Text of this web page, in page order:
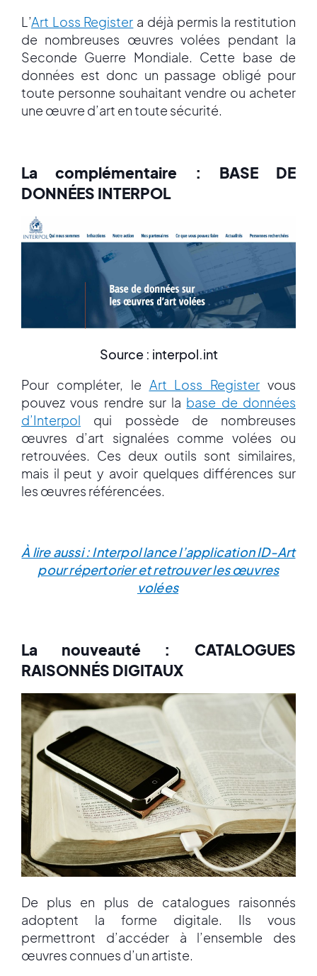
L’Art Loss Register a déjà permis la restitution
de nombreuses œuvres volées pendant la
Seconde Guerre Mondiale. Cette base de
données est donc un passage obligé pour
toute personne souhaitant vendre ou acheter
une œuvre d’art en toute sécurité.
La complémentaire : BASE DE
DONNÉES INTERPOL
Source : interpol.int
Pour compléter, le Art Loss Register vous
pouvez vous rendre sur la base de données
d’Interpol qui possède de nombreuses
œuvres d’art signalées comme volées ou
retrouvées. Ces deux outils sont similaires,
mais il peut y avoir quelques différences sur
les œuvres référencées.
À lire aussi : Interpol lance l’application ID-Art
pour répertorier et retrouver les œuvres
volées
La nouveauté : CATALOGUES
RAISONNÉS DIGITAUX
De plus en plus de catalogues raisonnés
adoptent la forme digitale. Ils vous
permettront d’accéder à l’ensemble des
œuvres connues d’un artiste.